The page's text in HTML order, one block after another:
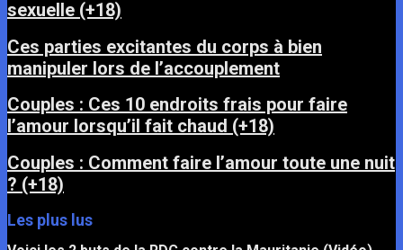
sexuelle (+18)
Ces parties excitantes du corps à bien
manipuler lors de l’accouplement
Couples : Ces 10 endroits frais pour faire
l’amour lorsqu’il fait chaud (+18)
Couples : Comment faire l’amour toute une nuit
? (+18)
Les plus lus